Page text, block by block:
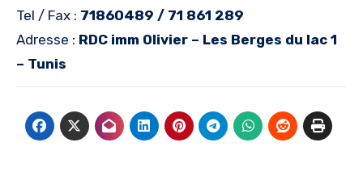
Tel / Fax : 71860489 / 71 861 289
Adresse : RDC imm Olivier – Les Berges du lac 1
– Tunis